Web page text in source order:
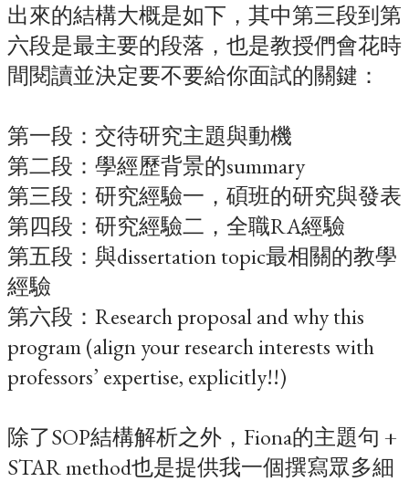
出來的結構大概是如下，其中第三段到第
六段是最主要的段落，也是教授們會花時
間閱讀並決定要不要給你面試的關鍵：
第一段：交待研究主題與動機
第二段：學經歷背景的summary
第三段：研究經驗一，碩班的研究與發表
第四段：研究經驗二，全職RA經驗
第五段：與dissertation topic最相關的教學
經驗
第六段：Research proposal and why this
program (align your research interests with
professors’ expertise, explicitly!!)
除了SOP結構解析之外，Fiona的主題句 +
STAR method也是提供我一個撰寫眾多細